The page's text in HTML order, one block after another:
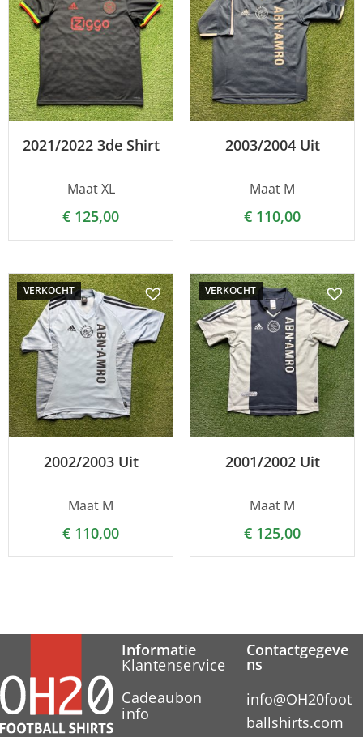
2021/2022 3de Shirt
Maat XL
€ 125,00
2003/2004 Uit
Maat M
€ 110,00
VERKOCHT
2002/2003 Uit
Maat M
€ 110,00
VERKOCHT
2001/2002 Uit
Maat M
€ 125,00
Informatie
Klantenservice
Cadeaubon
info
Contactgegeve
ns
info@OH20foot
ballshirts.com